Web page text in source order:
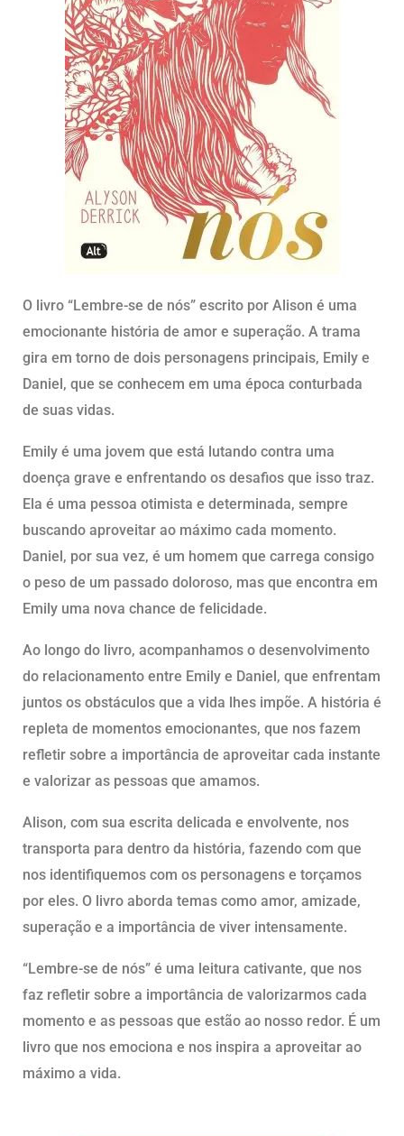
O livro “Lembre-se de nós” escrito por Alison é uma
emocionante história de amor e superação. A trama
gira em torno de dois personagens principais, Emily e
Daniel, que se conhecem em uma época conturbada
de suas vidas.
Emily é uma jovem que está lutando contra uma
doença grave e enfrentando os desafios que isso traz.
Ela é uma pessoa otimista e determinada, sempre
buscando aproveitar ao máximo cada momento.
Daniel, por sua vez, é um homem que carrega consigo
o peso de um passado doloroso, mas que encontra em
Emily uma nova chance de felicidade.
Ao longo do livro, acompanhamos o desenvolvimento
do relacionamento entre Emily e Daniel, que enfrentam
juntos os obstáculos que a vida lhes impõe. A história é
repleta de momentos emocionantes, que nos fazem
refletir sobre a importância de aproveitar cada instante
e valorizar as pessoas que amamos.
Alison, com sua escrita delicada e envolvente, nos
transporta para dentro da história, fazendo com que
nos identifiquemos com os personagens e torçamos
por eles. O livro aborda temas como amor, amizade,
superação e a importância de viver intensamente.
“Lembre-se de nós” é uma leitura cativante, que nos
faz refletir sobre a importância de valorizarmos cada
momento e as pessoas que estão ao nosso redor. É um
livro que nos emociona e nos inspira a aproveitar ao
máximo a vida.